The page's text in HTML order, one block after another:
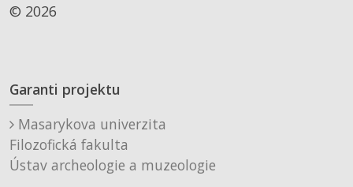
© 2026
Garanti projektu
Masarykova univerzita
Filozofická fakulta
Ústav archeologie a muzeologie